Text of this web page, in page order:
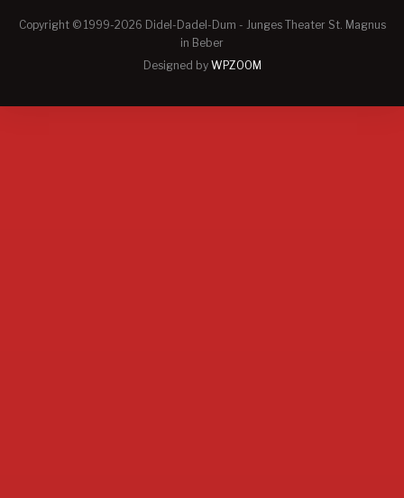
Copyright © 1999-2026 Didel-Dadel-Dum - Junges Theater St. Magnus
in Beber
Designed by WPZOOM